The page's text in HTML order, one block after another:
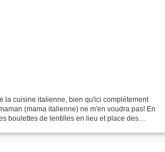
la cuisine italienne, bien qu'ici complétement
(mama italienne) ne m'en voudra pas! En
boulettes de lentilles en lieu et place des